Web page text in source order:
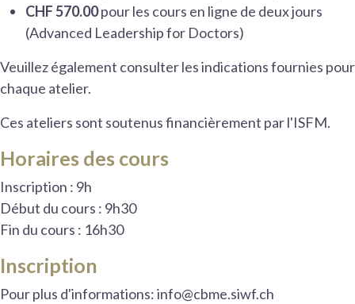
CHF 570.00pour les cours en ligne de deux jours
(Advanced Leadership for Doctors)
Veuillez également consulter les indications fournies pour
chaque atelier.
Ces ateliers sont soutenus financièrement par l'ISFM.
Horaires des cours
Inscription : 9h
Début du cours : 9h30
Fin du cours : 16h30
Inscription
Pour plus d'informations: info@cbme.siwf.ch